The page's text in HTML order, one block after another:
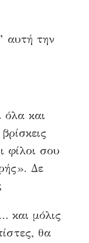
αυτή την
όλα και
φίλοι σου
Δε
και μόλις
θα